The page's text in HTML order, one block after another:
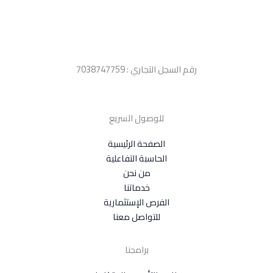
رقم السجل التجاري : 7038747759
للوصول السريع
الصفحة الرئيسية
الحاسبة التفاعلية
من نحن
خدماتنا
الفرص الإستثمارية
للتواصل معنا
برامجنا